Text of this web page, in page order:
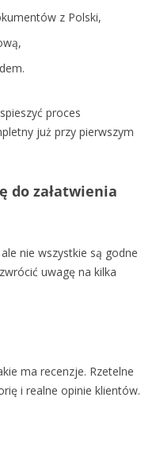
z Polski,
proces
już przy pierwszym
do załatwienia
nie wszystkie są godne
uwagę na kilka
ma recenzje. Rzetelne
i realne opinie klientów.